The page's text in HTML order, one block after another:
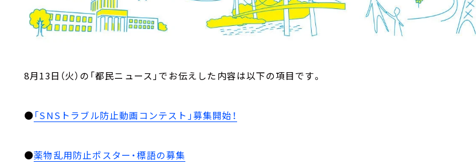
8月13日（火）の「都民ニュース」でお伝えした内容は以下の項目です。
●「SNSトラブル防止動画コンテスト」募集開始！
●薬物乱用防止ポスター・標語の募集